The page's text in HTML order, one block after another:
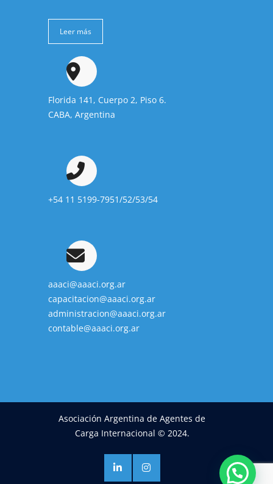
Leer más
Florida 141, Cuerpo 2, Piso 6.
CABA, Argentina
+54 11 5199-7951/52/53/54
aaaci@aaaci.org.ar
capacitacion@aaaci.org.ar
administracion@aaaci.org.ar
contable@aaaci.org.ar
Asociación Argentina de Agentes de
Carga Internacional © 2024.